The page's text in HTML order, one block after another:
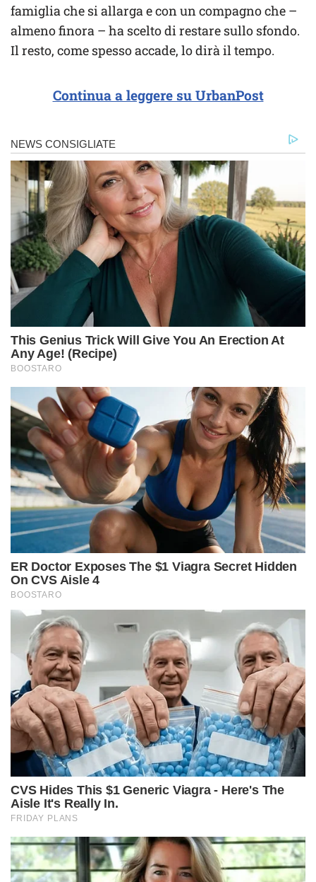
famiglia che si allarga e con un compagno che –
almeno finora – ha scelto di restare sullo sfondo.
Il resto, come spesso accade, lo dirà il tempo.
Continua a leggere su UrbanPost